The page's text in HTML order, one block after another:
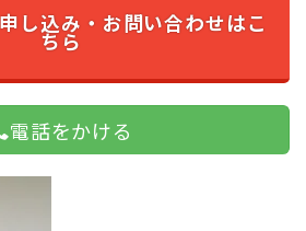
し込み・お問い合わせはこ
ちら
電話をかける